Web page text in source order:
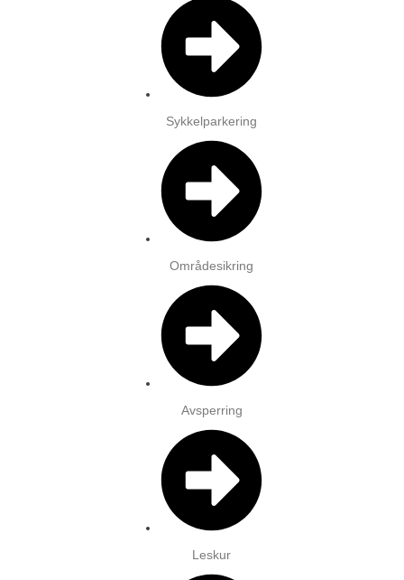
Sykkelparkering
Områdesikring
Avsperring
Leskur